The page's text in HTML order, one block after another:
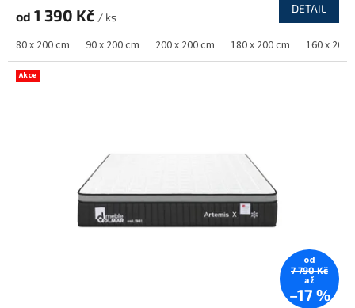
od 1 390 Kč / ks
DETAIL
80 x 200 cm 90 x 200 cm 200 x 200 cm 180 x 200 cm 160 x 200
Akce
od
7 790 Kč
až
–17 %